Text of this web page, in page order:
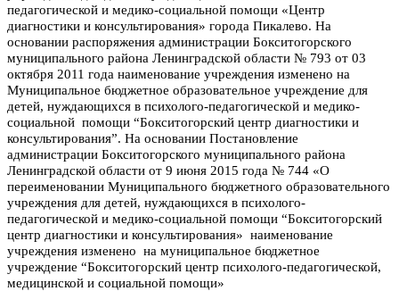
педагогической и медико-социальной помощи «Центр
диагностики и консультирования» города Пикалево. На
основании распоряжения администрации Бокситогорского
муниципального района Ленинградской области № 793 от 03
октября 2011 года наименование учреждения изменено на
Муниципальное бюджетное образовательное учреждение для
детей, нуждающихся в психолого-педагогической и медико-
социальной помощи “Бокситогорский центр диагностики и
консультирования”. На основании Постановление
администрации Бокситогорского муниципального района
Ленинградской области от 9 июня 2015 года № 744 «О
переименовании Муниципального бюджетного образовательного
учреждения для детей, нуждающихся в психолого-
педагогической и медико-социальной помощи “Бокситогорский
центр диагностики и консультирования» наименование
учреждения изменено на муниципальное бюджетное
учреждение “Бокситогорский центр психолого-педагогической,
медицинской и социальной помощи»